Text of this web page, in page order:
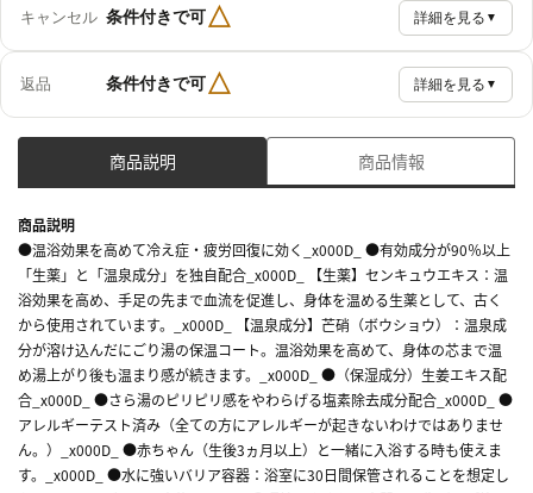
キャンセル 条件付きで可△ 詳細を見る ▼
返品 条件付きで可△ 詳細を見る ▼
商品説明 商品情報
商品説明
●温浴効果を高めて冷え症・疲労回復に効く_x000D_ ●有効成分が90％以上
「生薬」と「温泉成分」を独自配合_x000D_ 【生薬】センキュウエキス：温
浴効果を高め、手足の先まで血流を促進し、身体を温める生薬として、古く
から使用されています。_x000D_ 【温泉成分】芒硝（ボウショウ）：温泉成
分が溶け込んだにごり湯の保温コート。温浴効果を高めて、身体の芯まで温
め湯上がり後も温まり感が続きます。_x000D_ ●（保湿成分）生姜エキス配
合_x000D_ ●さら湯のピリピリ感をやわらげる塩素除去成分配合_x000D_ ●
アレルギーテスト済み（全ての方にアレルギーが起きないわけではありませ
ん。）_x000D_ ●赤ちゃん（生後3ヵ月以上）と一緒に入浴する時も使えま
す。_x000D_ ●水に強いバリア容器：浴室に30日間保管されることを想定し